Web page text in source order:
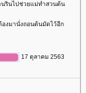
นรินไปช่วยแม่ทำสวนต้น
องมานั่งถอนต้นมัดไว้อีก
17 ตุลาคม 2563